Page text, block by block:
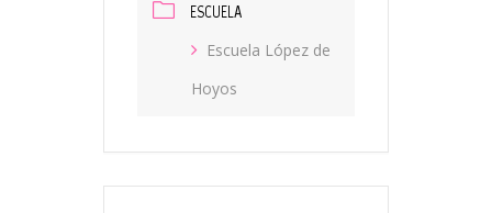
ESCUELA
Escuela López de
Hoyos